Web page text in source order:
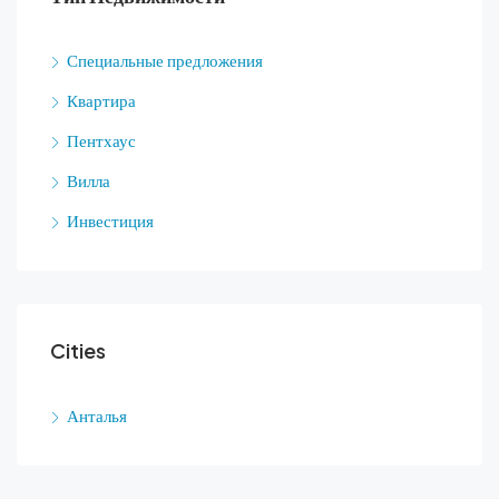
Специальные предложения
Квартира
Пентхаус
Вилла
Инвестиция
Cities
Анталья